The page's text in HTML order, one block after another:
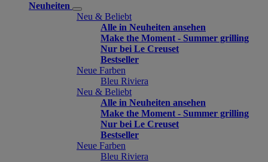
Neuheiten
Neu & Beliebt
Alle in Neuheiten ansehen
Make the Moment - Summer grilling
Nur bei Le Creuset
Bestseller
Neue Farben
Bleu Riviera
Neu & Beliebt
Alle in Neuheiten ansehen
Make the Moment - Summer grilling
Nur bei Le Creuset
Bestseller
Neue Farben
Bleu Riviera